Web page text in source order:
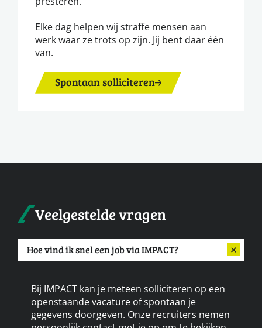
Elke dag helpen wij straffe mensen aan
werk waar ze trots op zijn. Jij bent daar één
van.
Spontaan solliciteren
Veelgestelde vragen
Hoe vind ik snel een job via IMPACT?
Bij IMPACT kan je meteen solliciteren op een
openstaande vacature of spontaan je
gegevens doorgeven. Onze recruiters nemen